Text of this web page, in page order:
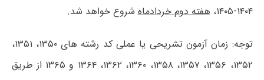
۱۴۰۴-۱۴۰۵،
هفته دوم خردادماهشروع خواهد شد.
توجه: زمان آزمون تشریحی یا عملی کد رشته های ۱۳۵۰، ۱۳۵۱،
۱۳۵۲، ۱۳۵۶، ۱۳۵۷، ۱۳۵۸، ۱۳۶۰، ۱۳۶۲، ۱۳۶۴ و ۱۳۶۵ از طریق